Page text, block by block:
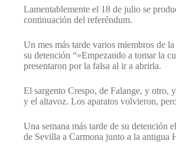
Lamentablemente el 18 de julio se
continuación del referéndum.
Un mes más tarde varios miembros de
su detención “»Empezando a tomar la
presentaron por la falsa al ir a abrirla.
El sargento Crespo, de Falange, y otro,
y el altavoz. Los aparatos volvieron,
Una semana más tarde de su detención
de Sevilla a Carmona junto a la antigua